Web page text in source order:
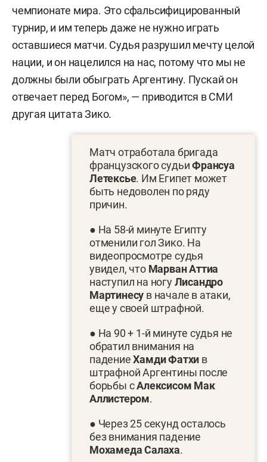
чемпионате мира. Это сфальсифицированный
турнир, и им теперь даже не нужно играть
оставшиеся матчи. Судья разрушил мечту целой
нации, и он нацелился на нас, потому что мы не
должны были обыграть Аргентину. Пускай он
отвечает перед Богом», — приводится в СМИ
другая цитата Зико.
Матч отработала бригада
французского судьиФрансуа
Летексье. Им Египет может
быть недоволен по ряду
причин.
● На 58-й минуте Египту
отменили гол Зико. На
видеопросмотре судья
увидел, что Марван Аттиа
наступил на ногуЛисандро
Мартинесу в начале в атаки,
еще у своей штрафной.
● На 90 + 1-й минуте судья не
обратил внимания на
падениеХамди Фатхи в
штрафной Аргентины после
борьбы сАлексисом Мак
Аллистером.
● Через 25 секунд осталось
без внимания падение
Мохамеда Салаха.